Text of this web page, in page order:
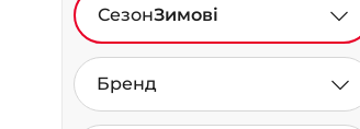
СезонЗимові
Бренд